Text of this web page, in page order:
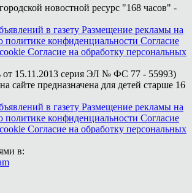
новостной ресурс "168 часов" -
в газету Размещение рекламы на
политике конфиденциальности Согласие
Согласие на обработку персональных
от 15.11.2013 серия ЭЛ № ФС 77 - 55993)
сайте предназначена для детей старше 16
в газету Размещение рекламы на
политике конфиденциальности Согласие
Согласие на обработку персональных
в: